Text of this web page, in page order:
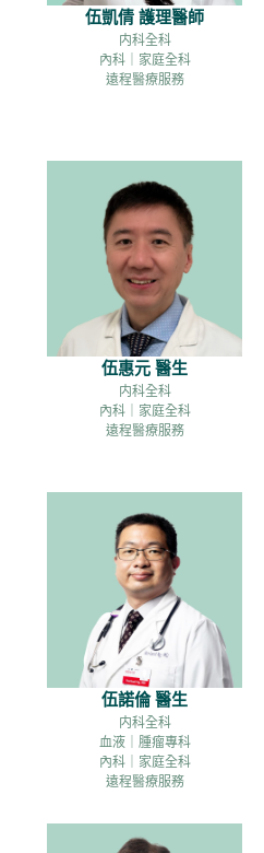
伍凱倩 護理醫師
内科全科
內科｜家庭全科
遠程醫療服務
伍惠元 醫生
内科全科
內科｜家庭全科
遠程醫療服務
伍諾倫 醫生
内科全科
血液｜腫瘤專科
內科｜家庭全科
遠程醫療服務